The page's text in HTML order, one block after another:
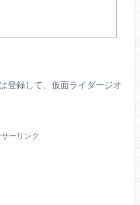
登録して、仮面ライダージオ
ーリンク